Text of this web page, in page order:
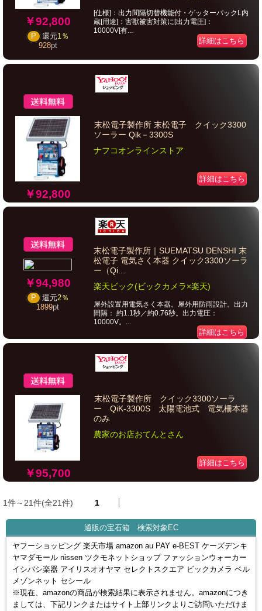
￥92,800
P 還元1％
928pt
[仕様]：出力間隔切替機能付・ゲッターパックL内
蔵[用途]：害獣被害対策に[出力電圧]：
10000V[有...
詳細はこちら
￥92,800
末松電子製作所 末松電子 クイック3300
ソーラー Qik－3300S
ナフコオンラインストア
詳細はこちら
￥94,980
P 還元2％
1899pt
末松電子製作所｜SUEMATSU DENSHI 末
松電子 電気さく本器 クイック3300ソーラ
ー（Qi...
楽天ビック(ビックカメラ×楽天)
屋外設置用電気さく本器。屋外用防雨設計。出力
間隔： 約1.1秒／約0.76秒。出力電圧：
10000V。...
詳細はこちら
￥95,700
末松電子製作所 クイック3300ソーラ
ー QiK-3300S 太陽電池式 電気柵本器
のみ
農家のお店おてんとさん
詳細はこちら
1件～21件(全21件) 1
通販の宝石箱 検索対象EC
ヤフーショッピング 楽天市場 amazon au PAY e-BEST ケーズデンキ
ヤマダモール nissen ツクモネットショップ ファッションウォーカー
イシバシ楽器 アイリスオオヤマ セレクトスクエア ビックカメラ ベル
メゾンネット セシール
※現在、amazonの商品が検索結果に表示されません。amazonにつき
ましては、下記リンクまたはサイト上部リンクよりご訪問いただけま